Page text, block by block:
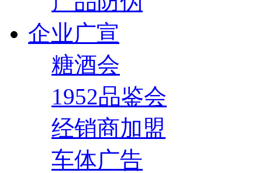
企业广宣
糖酒会
1952品鉴会
经销商加盟
车体广告